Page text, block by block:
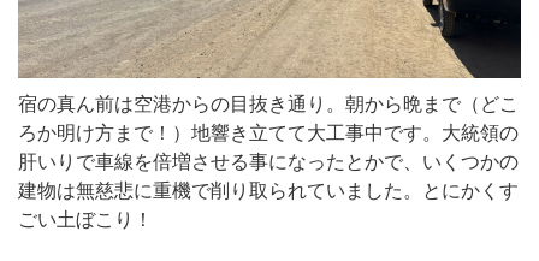
宿の真ん前は空港からの目抜き通り。朝から晩まで（どこ
ろか明け方まで！）地響き立てて大工事中です。大統領の
肝いりで車線を倍増させる事になったとかで、いくつかの
建物は無慈悲に重機で削り取られていました。とにかくす
ごい土ぼこり！